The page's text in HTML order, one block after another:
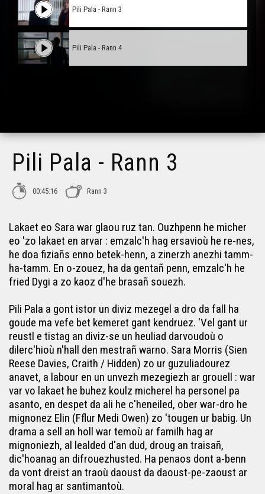
Pili Pala - Rann 3
Pili Pala - Rann 4
Pili Pala - Rann 3
00:45:16 Rann 3
Lakaet eo Sara war glaou ruz tan. Ouzhpenn he micher
eo 'zo lakaet en arvar : emzalc'h hag ersavioù he re-nes,
he doa fiziañs enno betek-henn, a zinerzh anezhi tamm-
ha-tamm. En o-zouez, ha da gentañ penn, emzalc'h he
fried Dygi a zo kaoz d'he brasañ souezh.
Pili Pala a gont istor un diviz mezegel a dro da fall ha
goude ma vefe bet kemeret gant kendruez. 'Vel gant ur
reustl e tistag an diviz-se un heuliad darvoudoù o
dilerc'hioù n'hall den mestrañ warno. Sara Morris (Sien
Reese Davies, Craith / Hidden) zo ur guzuliadourez
anavet, a labour en un unvezh mezegiezh ar grouell : war
var vo lakaet he buhez koulz micherel ha personel pa
asanto, en despet da ali he c'heneiled, ober war-dro he
mignonez Elin (Fflur Medi Owen) zo 'tougen ur babig. Un
drama a sell an holl war temoù ar familh hag ar
mignoniezh, al lealded d'an dud, droug an traisañ,
dic'hoanag an difrouezhusted. Ha penaos dont a-benn
da vont dreist an traoù daoust da daoust-pe-zaoust ar
moral hag ar santimantoù.